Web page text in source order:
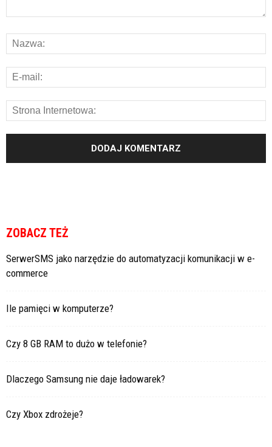
ZOBACZ TEŻ
SerwerSMS jako narzędzie do automatyzacji komunikacji w e-
commerce
Ile pamięci w komputerze?
Czy 8 GB RAM to dużo w telefonie?
Dlaczego Samsung nie daje ładowarek?
Czy Xbox zdrożeje?